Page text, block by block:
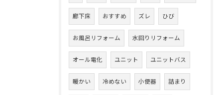
廊下床 おすすめ ズレ ひび
お風呂リフォーム 水回りリフォーム
オール電化 ユニット ユニットバス
暖かい 冷めない 小便器 詰まり